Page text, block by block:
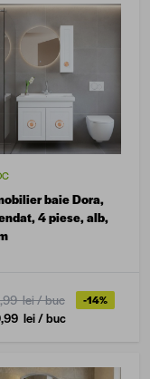
baie Dora,
4 piese, alb,
lei/ buc -14%
lei/ buc